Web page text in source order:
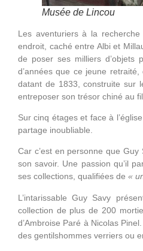
Musée de Lincou
Les aventuriers à la
endroit, caché entre Albi et
de poser ses milliers
d’années que ce jeune
datant de 1833, construite sur
entreposer son trésor chiné au
Sur cinq étages et face à
partage inoubliable.
Car c’est en personne que
son savoir. Une passion qu’il
ses collections, qualifiées de «
L’intarissable Guy Savy
collection de plus de 200
d’Ambroise Paré à Nicolas
des gentilshommes verriers ou